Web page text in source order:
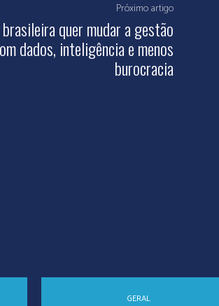
Próximo artigo
brasileira quer mudar a gestão
dados, inteligência e menos
burocracia
GERAL